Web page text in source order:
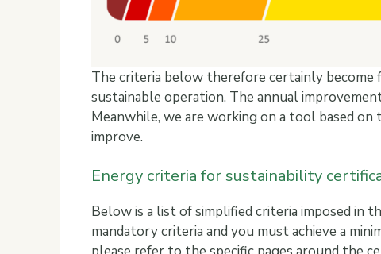
The criteria below therefore certainly
sustainable operation. The annual
Meanwhile, we are working on a tool based
improve.
Energy criteria for sustainability
Below is a list of simplified criteria imposed in
mandatory criteria and you must achieve a